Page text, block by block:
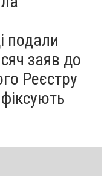
подали
заяв до
Реєстру